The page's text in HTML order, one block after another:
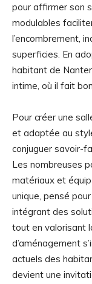
pour affirmer son
modulables
l’encombrement,
superficies. En
habitant de
intime, où il fait
Pour créer une
et adaptée au
conjuguer savoir-
Les nombreuses
matériaux et
unique, pensé
intégrant des
tout en valorisant
d’aménagement
actuels des
devient une